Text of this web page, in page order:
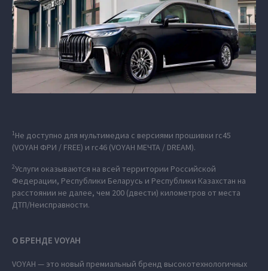
1Не доступно для мультимедиа с версиями прошивки rc45
(VOYAH ФРИ / FREE) и rc46 (VOYAH МЕЧТА / DREAM).
2Услуги оказываются на всей территории Российской
Федерации, Республики Беларусь и Республики Казахстан на
расстоянии не далее, чем 200 (двести) километров от места
ДТП/Неисправности.
О БРЕНДЕ VOYAH
VOYAH — это новый премиальный бренд высокотехнологичных